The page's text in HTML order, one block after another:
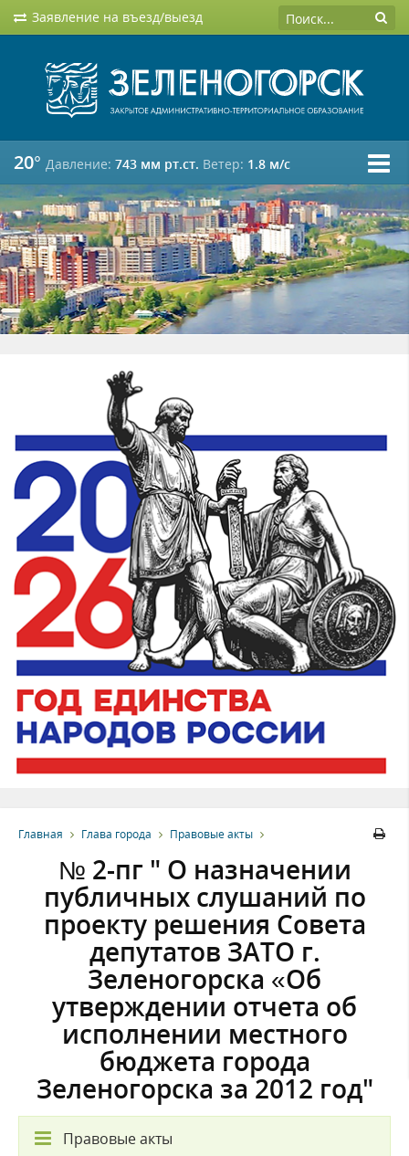
Заявление на въезд/выезд
20° Давление: 743 мм рт.ст. Ветер: 1.8 м/c
Главная Глава города Правовые акты
№ 2-пг " О назначении
публичных слушаний по
проекту решения Совета
депутатов ЗАТО г.
Зеленогорска «Об
утверждении отчета об
исполнении местного
бюджета города
Зеленогорска за 2012 год"
Правовые акты